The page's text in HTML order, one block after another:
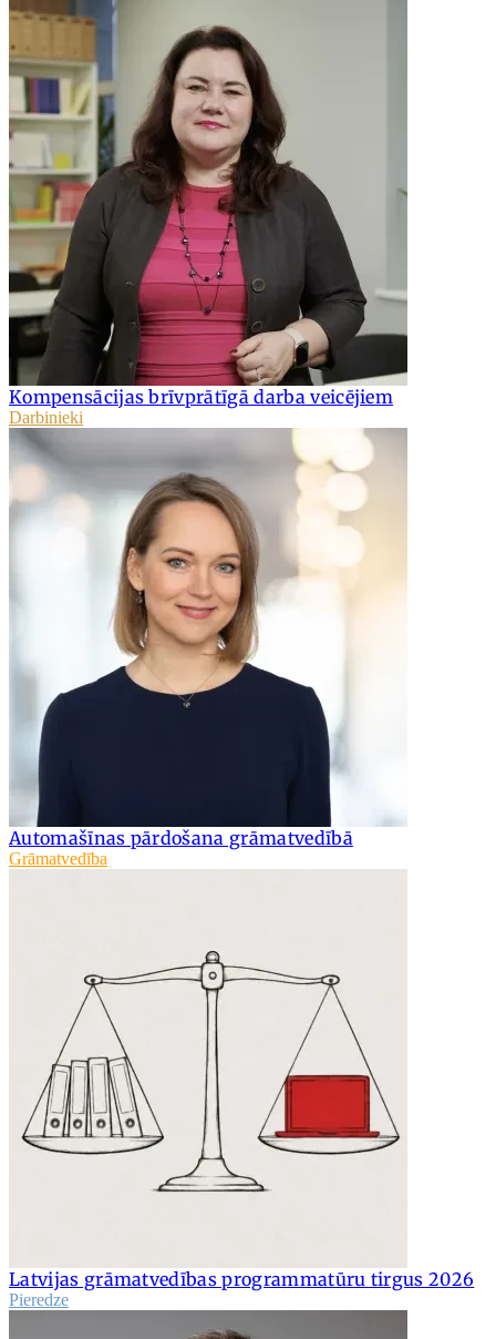
Kompensācijas brīvprātīgā darba veicējiem
Darbinieki
Automašīnas pārdošana grāmatvedībā
Grāmatvedība
Latvijas grāmatvedības programmatūru tirgus 2026
Pieredze